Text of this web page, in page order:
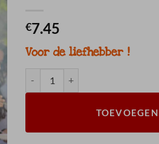
€7.45
Voor de liefhebber !
Pasta salade 500 gram. aantal